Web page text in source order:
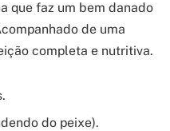
que faz um bem danado
de uma
completa e nutritiva.
do peixe).